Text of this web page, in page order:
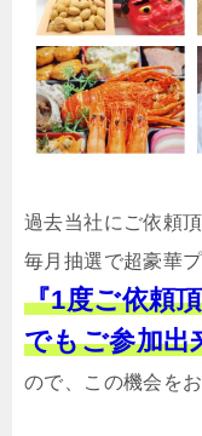
過去当社にご依頼
毎月抽選で超豪華
『1度ご依頼
でもご参加出
ので、この機会を